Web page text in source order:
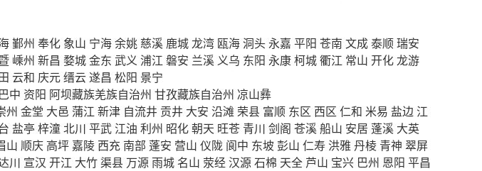
鄞州 奉化 象山 宁海余姚 慈溪 鹿城龙湾 瓯海洞头 永嘉 平阳 苍南 文成泰顺瑞安
嵊州 新昌 婺城金东 武义 浦江 磐安 兰溪 义乌 东阳 永康柯城衢江 常山 开化龙游
云和 庆元缙云遂昌 松阳 景宁
巴中 资阳 阿坝藏族羌族自治州 甘孜藏族自治州 凉山彝
州 金堂 大邑 蒲江 新津 自流井 贡井 大安 沿滩 荣县 富顺 东区 西区 仁和 米易 盐边 江
盐亭 梓潼北川 平武 江油 利州 昭化朝天 旺苍 青川 剑阁 苍溪船山 安居 蓬溪 大英
山 顺庆 高坪 嘉陵 西充 南部 蓬安 营山 仪陇 阆中 东坡彭山 仁寿 洪雅丹棱 青神 翠屏
川 宣汉 开江 大竹 渠县 万源雨城 名山 荥经汉源石棉 天全 芦山 宝兴 巴州 恩阳 平昌